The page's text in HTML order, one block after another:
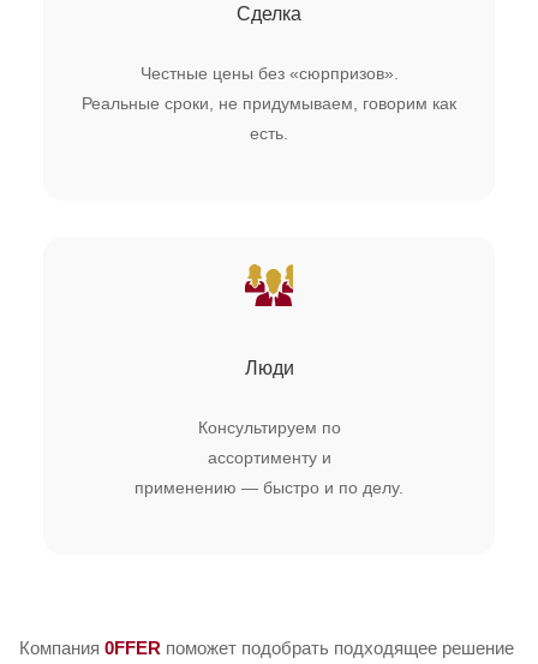
Сделка
Честные цены без «сюрпризов».
Реальные сроки, не придумываем, говорим как
есть.
Люди
Консультируем по
ассортименту и
применению — быстро и по делу.
Компания 0FFER поможет подобрать подходящее решение